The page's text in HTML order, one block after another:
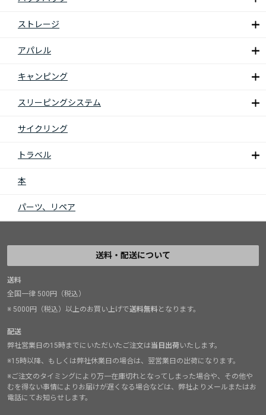
ストレージ
アパレル
キャンピング
スリーピングシステム
サイクリング
トラベル
本
パーツ、リペア
送料・配送について
送料
全国一律 500円（税込）
※ 5000円（税込）以上のお買い上げで送料無料となります。
配送
弊社営業日の15時までにいただいたご注文は当日出荷いたします。
※15時以降、もしくは弊社休業日の場合は、翌営業日の出荷になります。
※ご注文のタイミングにより万一在庫切れとなってしまった場合や、その他や
むを得ない事情によりお届けが遅くなる場合などは、弊社よりメールまたはお
電話にてお知らせします。